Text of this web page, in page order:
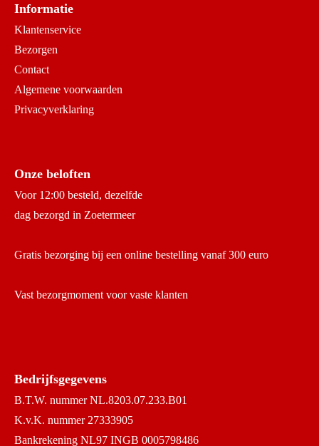
Informatie
Klantenservice
Bezorgen
Contact
Algemene voorwaarden
Privacyverklaring
Onze beloften
Voor 12:00 besteld, dezelfde
dag bezorgd in Zoetermeer
Gratis bezorging bij een online bestelling vanaf 300 euro
Vast bezorgmoment voor vaste klanten
Bedrijfsgegevens
B.T.W. nummer NL.8203.07.233.B01
K.v.K. nummer 27333905
Bankrekening NL97 INGB 0005798486